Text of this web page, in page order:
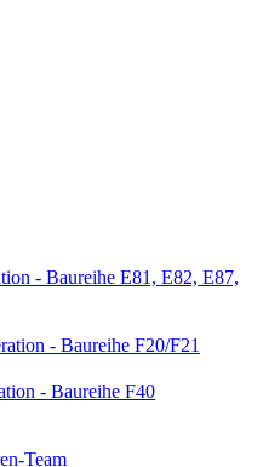
- Baureihe E81, E82, E87,
- Baureihe F20/F21
- Baureihe F40
Team